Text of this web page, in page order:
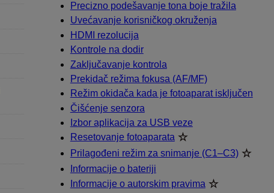
Precizno podešavanje tona boje tražila
Uvećavanje korisničkog okruženja
HDMI rezolucija
Kontrole na dodir
Zaključavanje kontrola
Prekidač režima fokusa (AF/MF)
Režim okidača kada je fotoaparat isključen
Čišćenje senzora
Izbor aplikacija za USB veze
Resetovanje fotoaparata
Prilagođeni režim za snimanje (C1–C3)
Informacije o bateriji
Informacije o autorskim pravima